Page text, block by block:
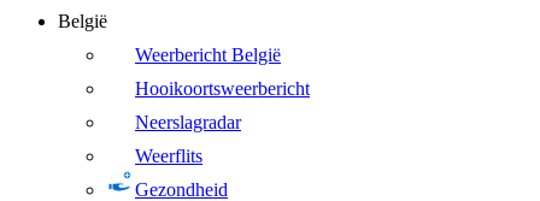
België
Weerbericht België
Hooikoortsweerbericht
Neerslagradar
Weerflits
Gezondheid